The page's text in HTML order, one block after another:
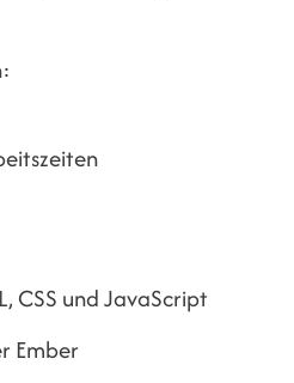
CSS und JavaScript
Ember